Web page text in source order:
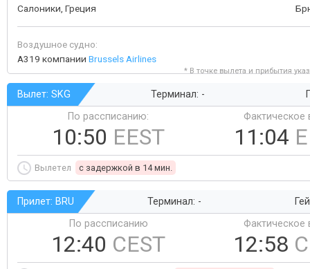
Салоники, Греция
Воздушное судно:
A319 компании Brussels Airlines
* В точке вылета и прибытия
Вылет: SKG Терминал: -
По рассписанию:
10:50 EEST
Фактическое
11:04
Вылетел c задержкой в 14 мин.
Прилет: BRU Терминал: -
По рассписанию
12:40 CEST
Фактическое
12:58